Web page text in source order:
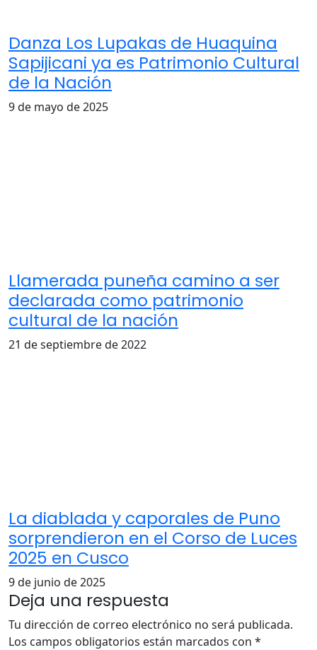
Danza Los Lupakas de Huaquina
Sapijicani ya es Patrimonio Cultural
de la Nación
9 de mayo de 2025
Llamerada puneña camino a ser
declarada como patrimonio
cultural de la nación
21 de septiembre de 2022
La diablada y caporales de Puno
sorprendieron en el Corso de Luces
2025 en Cusco
9 de junio de 2025
Deja una respuesta
Tu dirección de correo electrónico no será publicada.
Los campos obligatorios están marcados con *